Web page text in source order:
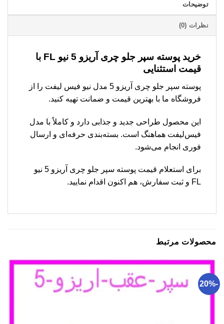
توضیحات
نظرات (0)
خرید پوسته سپر جلو چری آریزو 5 نیو FL با
قیمت استثنایی
پوسته سپر جلو چری آریزو 5 مدل نیو فیس لیفت را از
فروشگاه ما با بهترین قیمت و ضمانت تهیه کنید.
این محصول طراحی جدید و جذابی دارد و کاملاً با مدل
فیس‌لیفت هماهنگ است. بسته‌بندی حرفه‌ای و ارسال
فوری انجام می‌شود.
برای استعلام قیمت پوسته سپر جلو چری آریزو 5 نیو
FL و ثبت سفارش، هم اکنون اقدام نمایید.
محصولات مرتبط
-20%